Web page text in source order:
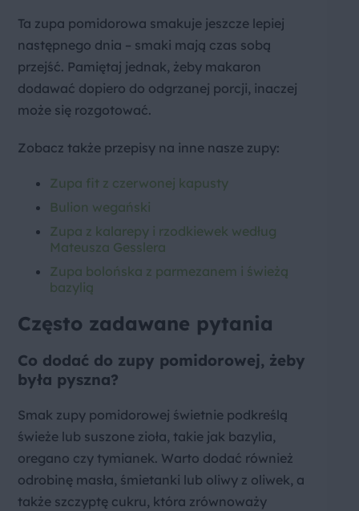
Ta zupa pomidorowa smakuje jeszcze lepiej
następnego dnia – smaki mają czas sobą
przejść. Pamiętaj jednak, żeby makaron
dodawać dopiero do odgrzanej porcji, inaczej
może się rozgotować.
Zobacz także przepisy na inne nasze zupy:
Zupa fit z czerwonej kapusty
Bulion wegański
Zupa z kalarepy i rzodkiewek według
Mateusza Gesslera
Zupa bolońska z parmezanem i świeżą
bazylią
Często zadawane pytania
Co dodać do zupy pomidorowej, żeby
była pyszna?
Smak zupy pomidorowej świetnie podkreślą
świeże lub suszone zioła, takie jak bazylia,
oregano czy tymianek. Warto dodać również
odrobinę masła, śmietanki lub oliwy z oliwek, a
także szczyptę cukru, która zrównoważy